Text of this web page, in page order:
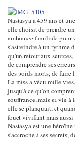
Nastasya a 459 ans et
elle choisit de prendre
ambiance familiale pour
s'astreindre à un rythme
qu'un retour aux
de comprendre ses
des poids morts, de faire
La miss a vécu mille
jusqu'à ce qu'on
souffrance, mais sa vie à
elle se planquait, et
fouet vivifiant mais
Nastasya est une
s'accroche à ses secrets,